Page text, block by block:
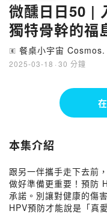
微醺日日50 |
獨特骨幹的福
孩 ─ 寫樂 純米
🄴 餐桌小宇宙 Cosmos.
2025-03-18 · 30 分鐘
本集介紹
跟另一伴攜手走下去前
做好準備更重要！預防
承諾。別讓對健康的傷
HPV預防才能說是「真